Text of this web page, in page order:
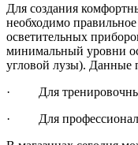
Для создания
необходимо
осветительных
минимальный уровни
угловой лузы). Данные
· Для
· Для